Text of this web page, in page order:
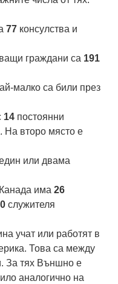
77 консулства и
граждани са 191
малко са били през
14 постоянни
На второ място е
или двама
има 26
служителя
учат или работят в
Това са между
За тях Външно е
аналогично на